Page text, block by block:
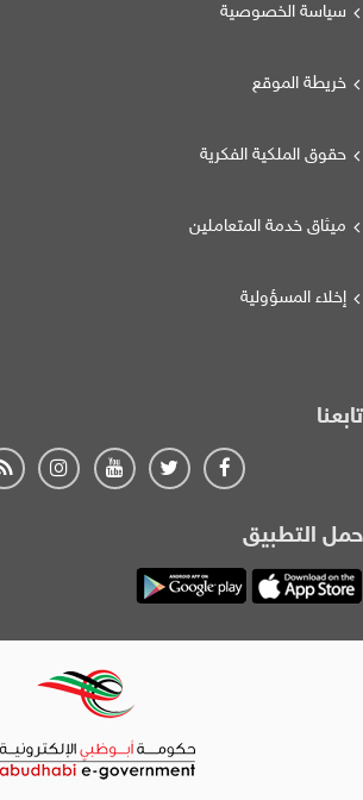
سياسة الخصوصية
خريطة الموقع
حقوق الملكية الفكرية
ميثاق خدمة المتعاملين
إخلاء المسؤولية
تابعنا
حمل التطبيق